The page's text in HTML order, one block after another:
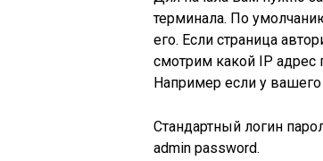
терминала. По
его. Если страница
смотрим какой IP
Например если у вашего
Стандартный логин
admin password.